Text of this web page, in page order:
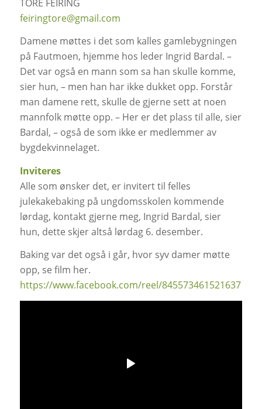
TORE FEIRING
feiringtore@gmail.com
Damene møttes i det som kalles gamlebygningen
på Fautmoen, hjemme hos leder Ingrid Bardal. –
Det var også en mann som sa han skulle komme,
sier hun, – men han har ikke dukket opp. Forstår
man damene rett, skulle de gjerne sett at noen
mannfolk møtte opp. – Her er det plass til alle, sier
Bardal, – også de som ikke er medlemmer av
bygdekvinnelaget.
Inviteres
Alle som ønsker det, er invitert til felles
julekakebaking på ungdomsskolen kommende
lørdag, kontakt gjerne meg, Ingrid Bardal, sier
hun, dette skjer altså lørdag 6. desember.
Baking var det også i går, hvor syv damer møtte
opp, se film her.
https://www.facebook.com/reel/845573461521637